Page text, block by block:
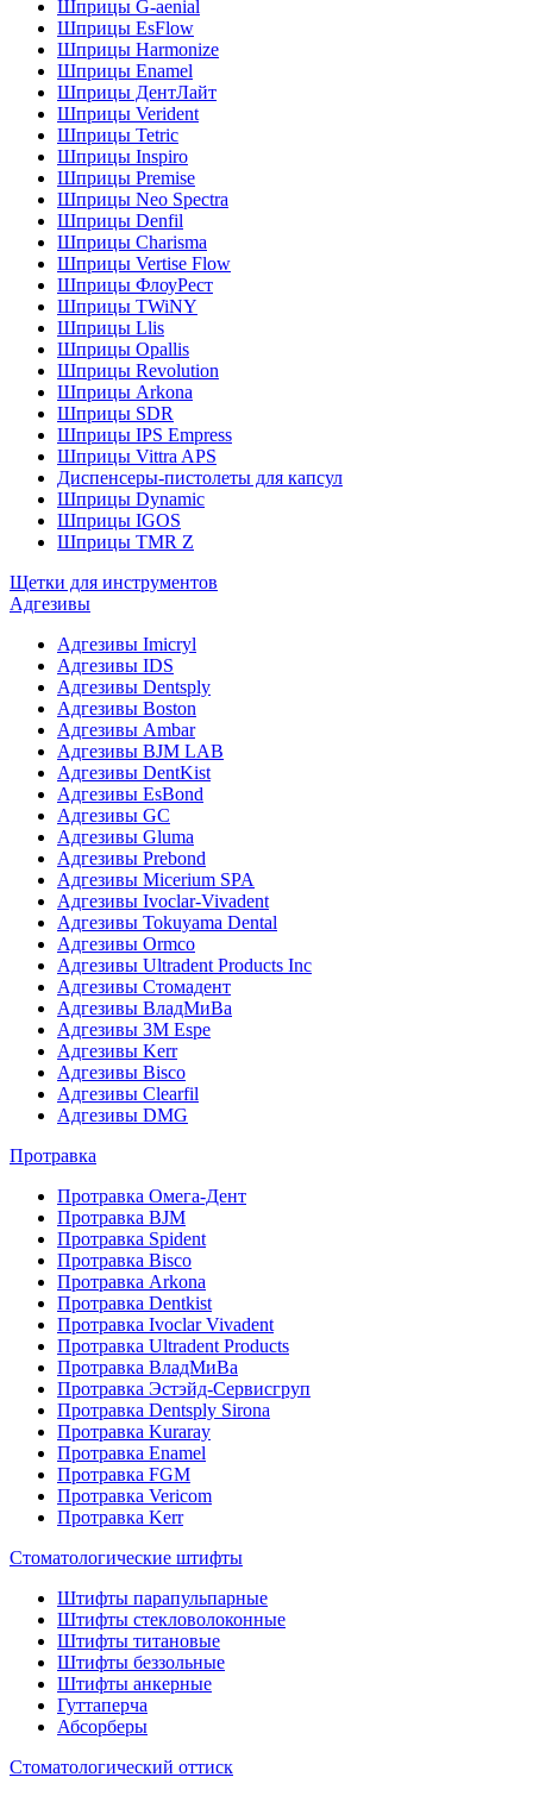
Шприцы G-aenial
Шприцы EsFlow
Шприцы Harmonize
Шприцы Enamel
Шприцы ДентЛайт
Шприцы Verident
Шприцы Tetric
Шприцы Inspiro
Шприцы Premise
Шприцы Neo Spectra
Шприцы Denfil
Шприцы Charisma
Шприцы Vertise Flow
Шприцы ФлоуРест
Шприцы TWiNY
Шприцы Llis
Шприцы Opallis
Шприцы Revolution
Шприцы Arkona
Шприцы SDR
Шприцы IPS Empress
Шприцы Vittra APS
Диспенсеры-пистолеты для капсул
Шприцы Dynamic
Шприцы IGOS
Шприцы TMR Z
Щетки для инструментов
Адгезивы
Адгезивы Imicryl
Адгезивы IDS
Адгезивы Dentsply
Адгезивы Boston
Адгезивы Ambar
Адгезивы BJM LAB
Адгезивы DentKist
Адгезивы EsBond
Адгезивы GC
Адгезивы Gluma
Адгезивы Prebond
Адгезивы Micerium SPA
Адгезивы Ivoclar-Vivadent
Адгезивы Tokuyama Dental
Адгезивы Ormco
Адгезивы Ultradent Products Inc
Адгезивы Стомадент
Адгезивы ВладМиВа
Адгезивы 3M Espe
Адгезивы Kerr
Адгезивы Bisco
Адгезивы Clearfil
Адгезивы DMG
Протравка
Протравка Омега-Дент
Протравка BJM
Протравка Spident
Протравка Bisco
Протравка Arkona
Протравка Dentkist
Протравка Ivoclar Vivadent
Протравка Ultradent Products
Протравка ВладМиВа
Протравка Эстэйд-Сервисгруп
Протравка Dentsply Sirona
Протравка Kuraray
Протравка Enamel
Протравка FGM
Протравка Vericom
Протравка Kerr
Стоматологические штифты
Штифты парапульпарные
Штифты стекловолоконные
Штифты титановые
Штифты беззольные
Штифты анкерные
Гуттаперча
Абсорберы
Стоматологический оттиск